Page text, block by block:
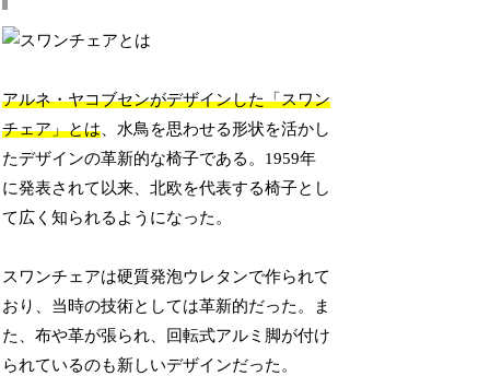
アルネ・ヤコブセンがデザインした「スワン
チェア」とは、水鳥を思わせる形状を活かし
たデザインの革新的な椅子である。1959年
に発表されて以来、北欧を代表する椅子とし
て広く知られるようになった。
スワンチェアは硬質発泡ウレタンで作られて
おり、当時の技術としては革新的だった。ま
た、布や革が張られ、回転式アルミ脚が付け
られているのも新しいデザインだった。